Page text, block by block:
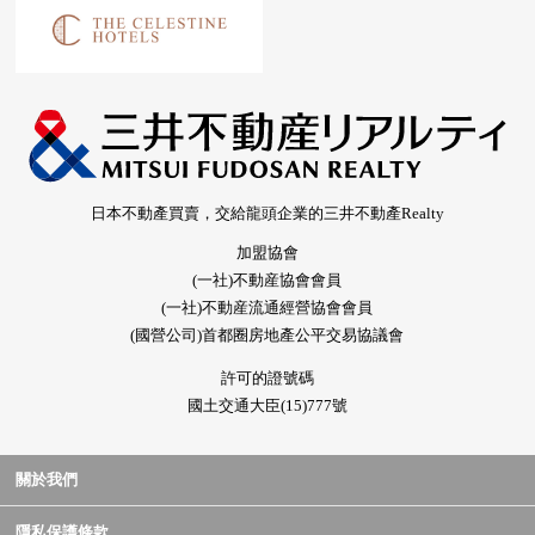
日本不動產買賣，交給龍頭企業的三井不動產Realty
加盟協會
(一社)不動産協會會員
(一社)不動産流通經營協會會員
(國營公司)首都圈房地產公平交易協議會
許可的證號碼
國土交通大臣(15)777號
關於我們